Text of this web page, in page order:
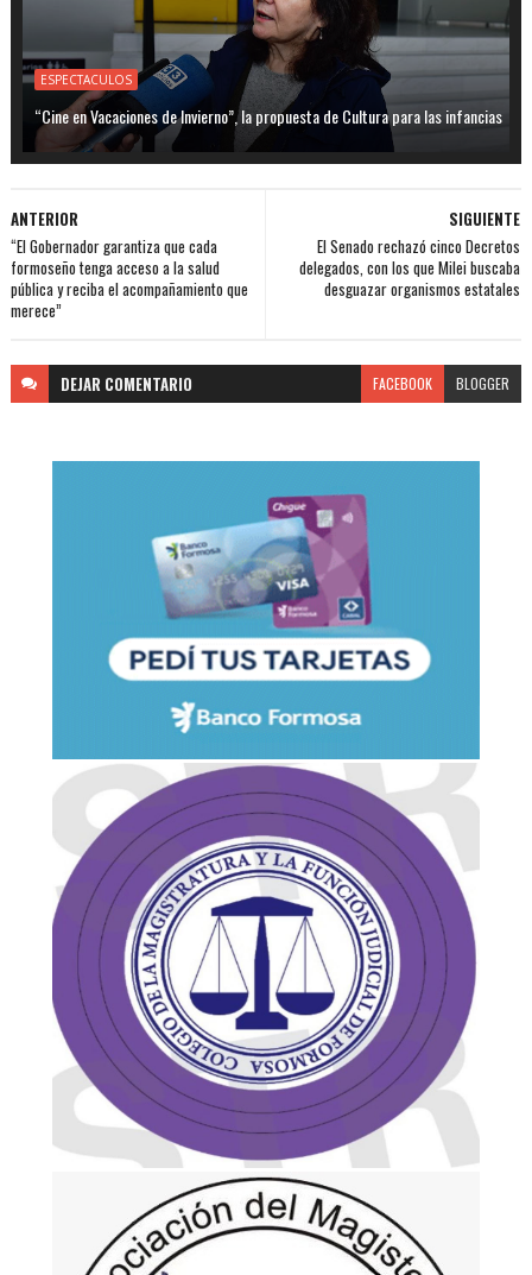
ESPECTACULOS
“Cine en Vacaciones de Invierno”, la propuesta de Cultura para las infancias
SIGUIENTE
El Senado rechazó cinco Decretos
delegados, con los que Milei buscaba
desguazar organismos estatales
ANTERIOR
“El Gobernador garantiza que cada
formoseño tenga acceso a la salud
pública y reciba el acompañamiento que
merece”
DEJAR COMENTARIO FACEBOOK BLOGGER